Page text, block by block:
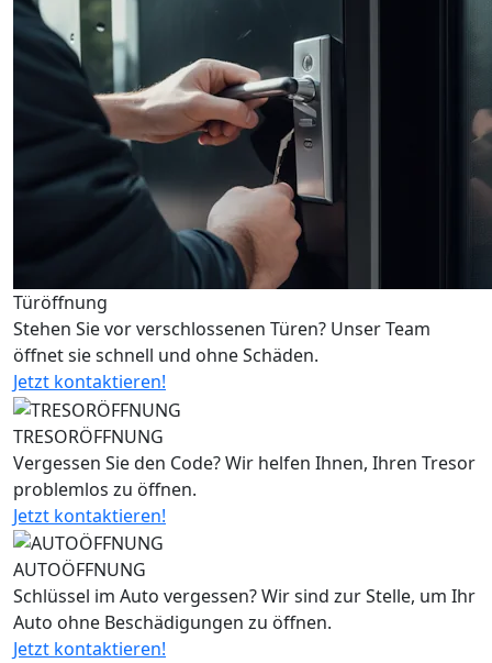
Türöffnung
Stehen Sie vor verschlossenen Türen? Unser Team
öffnet sie schnell und ohne Schäden.
Jetzt kontaktieren!
TRESORÖFFNUNG
Vergessen Sie den Code? Wir helfen Ihnen, Ihren Tresor
problemlos zu öffnen.
Jetzt kontaktieren!
AUTOÖFFNUNG
Schlüssel im Auto vergessen? Wir sind zur Stelle, um Ihr
Auto ohne Beschädigungen zu öffnen.
Jetzt kontaktieren!